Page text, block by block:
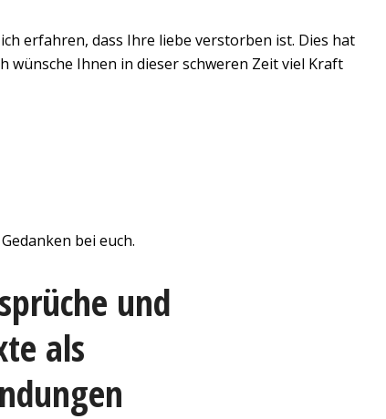
erfahren, dass Ihre liebe verstorben ist. Dies hat
wünsche Ihnen in dieser schweren Zeit viel Kraft
bei euch.
und
als